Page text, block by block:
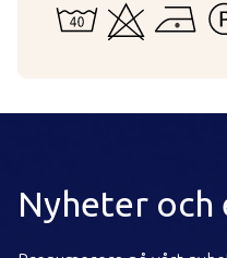
40 - KanKan ej blekas
Nyheter och